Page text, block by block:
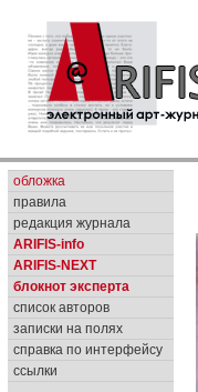
обложка
правила
редакция журнала
ARIFIS-info
ARIFIS-NEXT
блокнот эксперта
список авторов
записки на полях
справка по интерфейсу
ссылки